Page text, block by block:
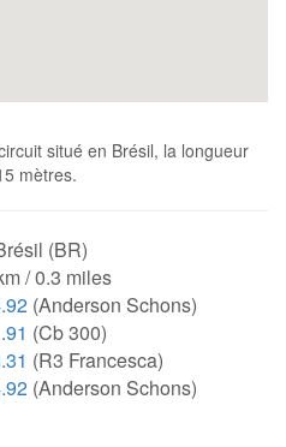
situé en Brésil, la longueur
mètres.
(BR)
/ 0.3 miles
(Anderson Schons)
(Cb 300)
(R3 Francesca)
(Anderson Schons)